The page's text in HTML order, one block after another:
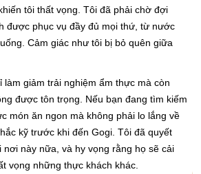
tôi thất vọng. Tôi đã phải chờ đợi
được phục vụ đầy đủ mọi thứ, từ nước
Cảm giác như tôi bị bỏ quên giữa
làm giảm trải nghiệm ẩm thực mà còn
được tôn trọng. Nếu bạn đang tìm kiếm
món ăn ngon mà không phải lo lắng về
kỹ trước khi đến Gogi. Tôi đã quyết
nơi này nữa, và hy vọng rằng họ sẽ cải
vọng những thực khách khác.